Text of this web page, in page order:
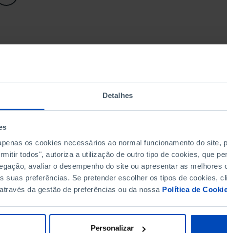
Detalhes
os cookies necessários ao normal funcionamento do site,
todos", autoriza a utilização de outro tipo de cookies, que
avaliar o desempenho do site ou apresentar as melhores
suas preferências. Se pretender escolher os tipos de cookies,
da gestão de preferências ou da nossa Política de
Personalizar
DATA DE FIM